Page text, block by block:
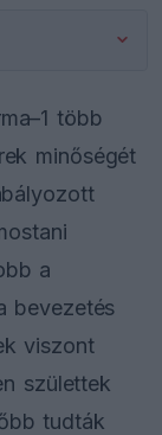
több
minőségét
a
bevezetés
viszont
születtek
tudták